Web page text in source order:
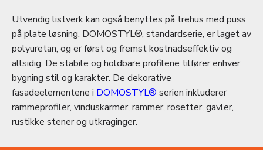
Utvendig listverk kan også benyttes på trehus med puss
på plate løsning. DOMOSTYL®, standardserie, er laget av
polyuretan, og er først og fremst kostnadseffektiv og
allsidig. De stabile og holdbare profilene tilfører enhver
bygning stil og karakter. De dekorative
fasadeelementene i DOMOSTYL® serien inkluderer
rammeprofiler, vinduskarmer, rammer, rosetter, gavler,
rustikke stener og utkraginger.